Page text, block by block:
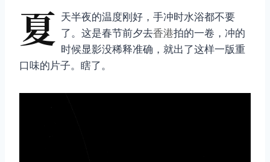
夏 天半夜的温度刚好，手冲时水浴都不要
了。这是春节前夕去香港拍的一卷，冲的
时候显影没稀释准确，就出了这样一版重
口味的片子。瞎了。